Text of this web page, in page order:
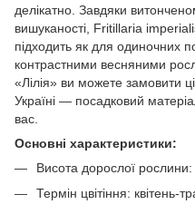
делікатно. Завдяки
вишуканості, Fritillaria
підходить як для одиночних
контрастними весняними
«Лілія» ви можете замовити
Україні — посадковий
вас.
Основні характеристики:
Висота дорослої
Термін цвітіння: квітень-